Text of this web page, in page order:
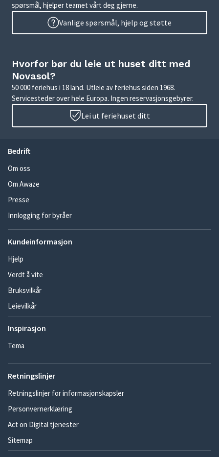
spørsmål, hjelper teamet vårt deg gjerne.
Vanlige spørsmål, hjelp og støtte
Hvorfor bør du leie ut huset ditt med
Novasol?
50 000 feriehus i 18 land. Utleie av feriehus siden 1968.
Servicesteder over hele Europa. Ingen reservasjonsgebyrer.
Lei ut feriehuset ditt
Bedrift
Om oss
Om Awaze
Presse
Innlogging for byråer
Kundeinformasjon
Hjelp
Verdt å vite
Bruksvilkår
Leievilkår
Inspirasjon
Tema
Retningslinjer
Retningslinjer for informasjonskapsler
Personvernerklæring
Act on Digital tjenester
Sitemap